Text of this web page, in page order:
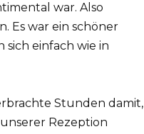
war. Also
Es war ein schöner
einfach wie in
Stunden damit,
Rezeption